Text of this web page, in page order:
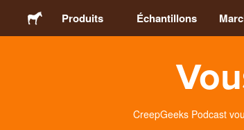
Produits Échantillons
CreepGeeks Podcast